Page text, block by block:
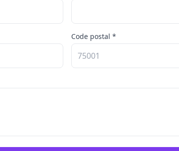
Code postal *